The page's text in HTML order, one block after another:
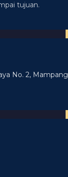
tujuan.
No. 2, Mampang